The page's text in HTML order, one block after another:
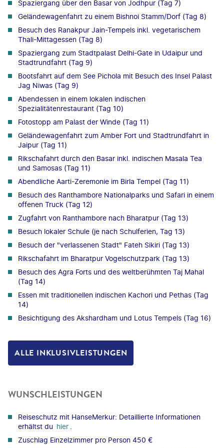
Spaziergang über den Basar von Jodhpur (Tag 7)
Geländewagenfahrt zu einem Bishnoi Stamm/Dorf (Tag 8)
Besuch des Ranakpur Jain-Tempels inkl. vegetarischem
Thali-Mittagessen (Tag 8)
Spaziergang zum Stadtpalast Delhi-Gate in Udaipur und
Stadtrundfahrt (Tag 9)
Bootsfahrt auf dem See Pichola mit Besuch des Insel Palast
Jag Niwas (Tag 9)
Abendessen in einem lokalen indischen
Spezialitätenrestaurant (Tag 10)
Fotostopp am Palast der Winde (Tag 11)
Geländewagenfahrt zum Amber Fort und Stadtrundfahrt in
Jaipur (Tag 11)
Rikschafahrt durch den Basar inkl. indischen Masala Tea
und Samosas (Tag 11)
Abendliche Aarti-Zeremonie im Birla Tempel (Tag 11)
Besuch des Ranthambore Nationalparks und Safari in einem
offenen Truck (Tag 12)
Zugfahrt von Ranthambore nach Bharatpur (Tag 13)
Besuch lokaler Schule (je nach Schulferien, Tag 13)
Besuch der "verlassenen Stadt" Fateh Sikiri (Tag 13)
Rikschafahrt im Bharatpur Vogelschutzpark (Tag 13)
Besuch des Agra Forts und des weltberühmten Taj Mahal
(Tag 14)
Essen mit traditionellen indischen Kachori und Pethas (Tag
14)
Besichtigung des Akshardham und Lotus Tempels (Tag 16)
ALLE INKLUSIVLEISTUNGEN
WUNSCHLEISTUNGEN
Reiseschutz mit HanseMerkur: Detaillierte Informationen
erhältst du hier
Zuschlag Einzelzimmer pro Person 450 €